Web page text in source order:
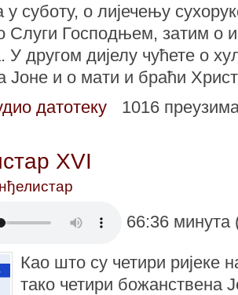
у суботу, о лијечењу
Слуги Господњем, затим о
У другом дијелу чућете о
Јоне и о мати и браћи
датотеку
1016
XVI
66:36
Као што су четири ријеке
тако четири божанствена